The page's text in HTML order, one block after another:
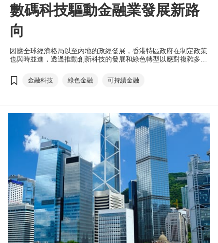
數碼科技驅動金融業發展新路
向
因應全球經濟格局以至內地的政經發展，香港特區政府在制定政策
也與時並進，透過推動創新科技的發展和綠色轉型以應對複雜多變
相反驅動金融科技創新及可持續發展，可為金融服務業打開新格
局。
金融科技 綠色金融 可持續金融